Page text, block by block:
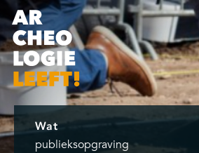
Wat
publieksopgraving